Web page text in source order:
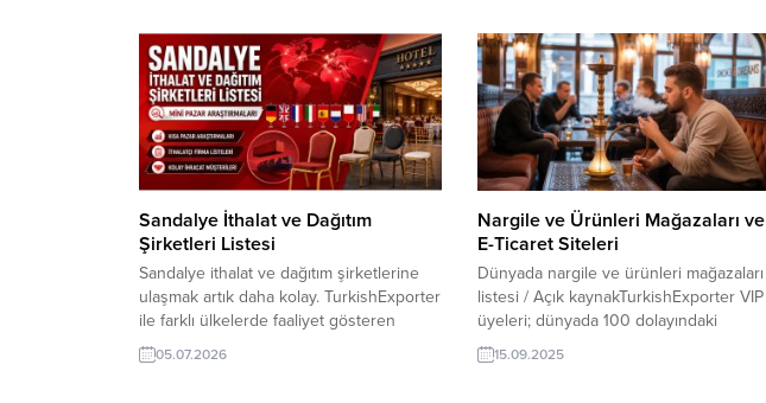
Sandalye İthalat ve Dağıtım
Şirketleri Listesi
Sandalye ithalat ve dağıtım şirketlerine
ulaşmak artık daha kolay. TurkishExporter
ile farklı ülkelerde faaliyet gösteren
ithalatçı, distribütör ve toptancı firmaları
keşfedin, yeni müşteriler bulun ve ihracat
05.07.2026
Nargile ve Ürünleri Mağazaları ve
E-Ticaret Siteleri
Dünyada nargile ve ürünleri mağazaları
listesi / Açık kaynakTurkishExporter VIP
üyeleri; dünyada 100 dolayındaki
ülkedeki nargile mağazaları listelerinin
tamamını Excel olarak TE müşteri
15.09.2025